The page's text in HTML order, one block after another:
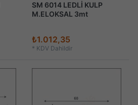
SM 6014 LEDLİ KULP
M.ELOKSAL 3mt
₺1.012,35
* KDV Dahildir